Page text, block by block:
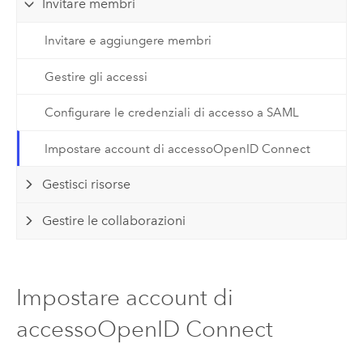
Invitare membri
Invitare e aggiungere membri
Gestire gli accessi
Configurare le credenziali di accesso a SAML
Impostare account di accessoOpenID Connect
Gestisci risorse
Gestire le collaborazioni
Impostare account di
accessoOpenID Connect